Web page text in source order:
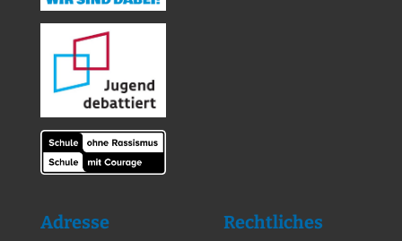
Adresse Rechtliches